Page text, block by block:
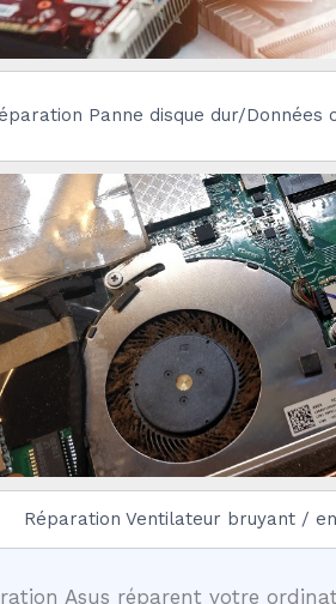
Panne disque dur/Données
Réparation Ventilateur bruyant /
Asus réparent votre